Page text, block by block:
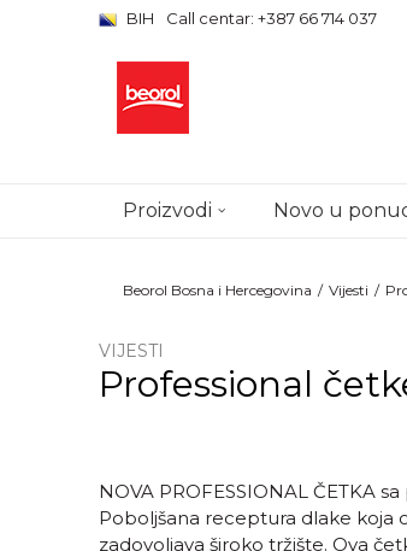
BIH Call centar: +387 66 714 037
Proizvodi Novo u
Beorol Bosna i Hercegovina Vijesti
VIJESTI
Professional
NOVA PROFESSIONAL ČETKA
Poboljšana receptura dlake koja
zadovoljava široko tržište. Ova